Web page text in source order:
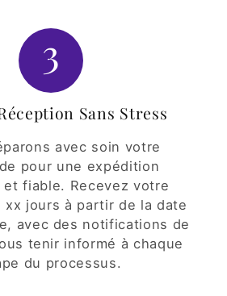
3
Sans Stress
avec soin votre
pour une expédition
et fiable. Recevez votre
xx jours à partir de la date
avec des notifications de
tenir informé à chaque
du processus.